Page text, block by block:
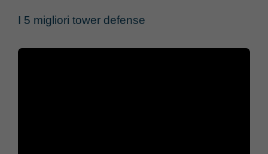
I 5 migliori tower defense